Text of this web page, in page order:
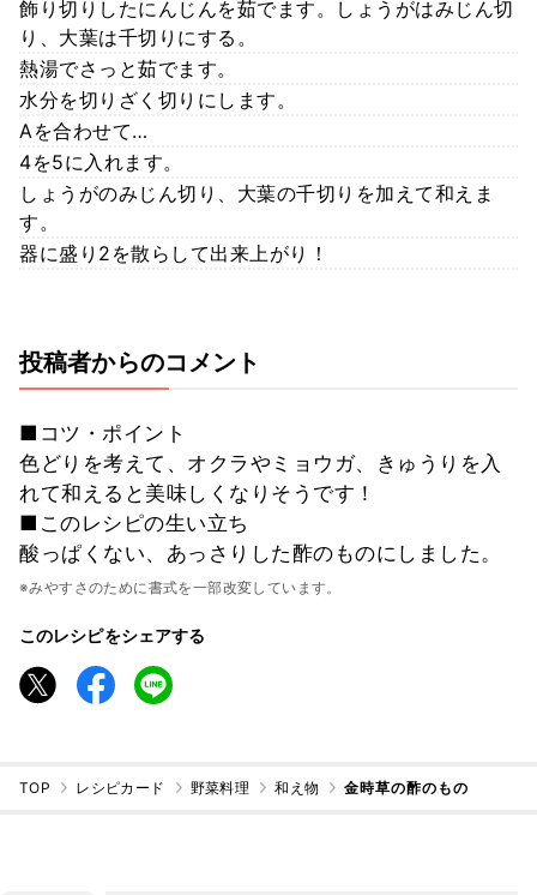
飾り切りしたにんじんを茹でます。しょうがはみじん切
り、大葉は千切りにする。
熱湯でさっと茹でます。
水分を切りざく切りにします。
Aを合わせて…
4を5に入れます。
しょうがのみじん切り、大葉の千切りを加えて和えま
す。
器に盛り2を散らして出来上がり！
投稿者からのコメント
■コツ・ポイント
色どりを考えて、オクラやミョウガ、きゅうりを入
れて和えると美味しくなりそうです！
■このレシピの生い立ち
酸っぱくない、あっさりした酢のものにしました。
※みやすさのために書式を一部改変しています。
このレシピをシェアする
TOP レシピカード 野菜料理 和え物 金時草の酢のもの